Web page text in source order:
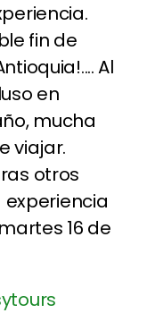
fin de
Al
en
mucha
viajar.
otros
16 de